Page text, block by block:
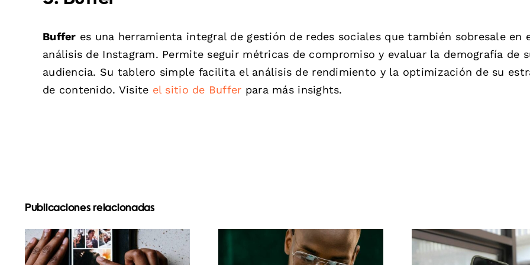
Buffer es una herramienta integral de gestión de redes sociales que también sobresale en
análisis de Instagram. Permite seguir métricas de compromiso y evaluar la demografía de
audiencia. Su tablero simple facilita el análisis de rendimiento y la optimización de su
de contenido. Visite el sitio de Buffer para más insights.
Publicaciones relacionadas